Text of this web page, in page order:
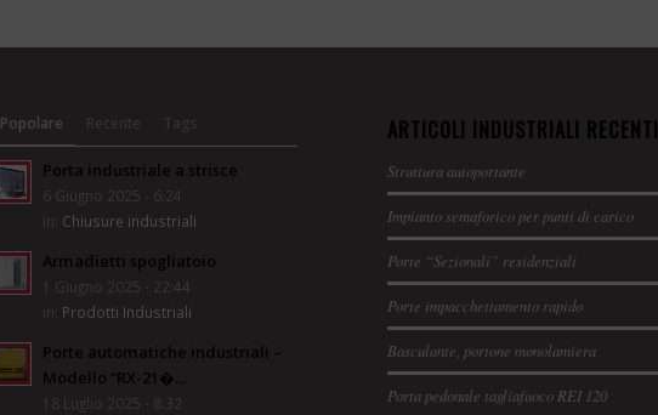
Popolare Recente Tags
Porta industriale a strisce
6 Giugno 2025 - 6:24
in: Chiusure industriali
Armadietti spogliatoio
1 Giugno 2025 - 22:44
in: Prodotti Industriali
Porte automatiche industriali –
Modello “RX-21�...
18 Luglio 2025 - 8:32
ARTICOLI INDUSTRIALI RECENTI
Struttura autoportante
Impianto semaforico per punti di carico
Porte “Sezionali” residenziali
Porte impacchettamento rapido
Basculante, portone monolamiera
Porta pedonale tagliafuoco REI 120